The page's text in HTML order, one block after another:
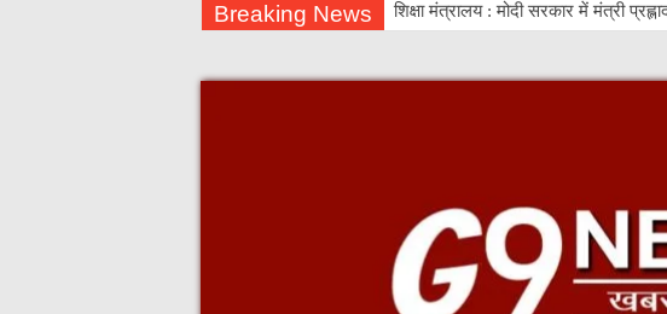
Breaking News शिक्षा मंत्रालय : मोदी सरकार में मंत्री